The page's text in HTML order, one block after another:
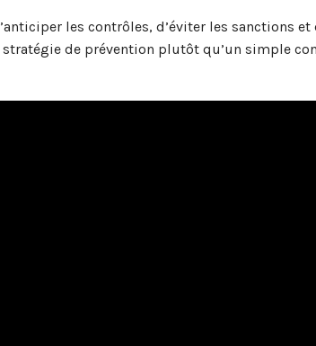
les contrôles, d’éviter les sanctions et
de prévention plutôt qu’un simple